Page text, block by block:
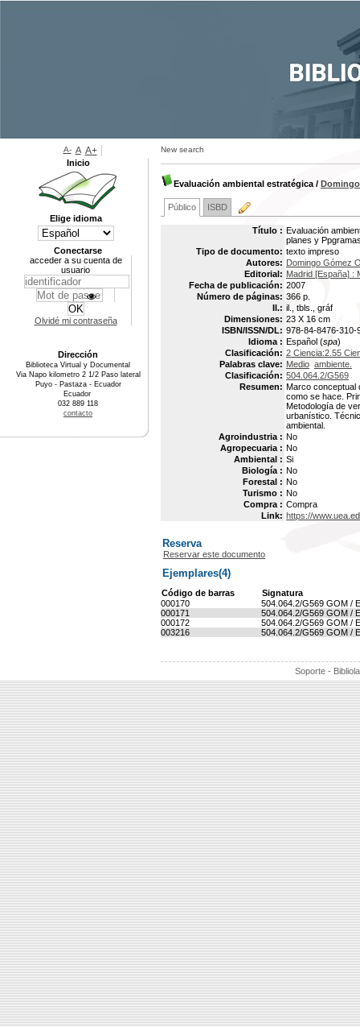
New search
Evaluación ambiental estratégica /
Público ISBD
Título : Evaluación
planes y
Tipo de documento: texto impreso
Autores: Domingo Gómez
Editorial: Madrid [España] :
Fecha de publicación: 2007
Número de páginas: 366 p.
Il.: il., tbls., gráf
Dimensiones: 23 X 16 cm
ISBN/ISSN/DL: 978-84-8476-310-
Idioma : Español (spa)
Clasificación: 2 Ciencia:2.55
Palabras clave: Medio ambiente.
Clasificación: 504.064.2/G569
Resumen: Marco conceptual
como se hace.
Metodología de
urbanístico.
ambiental.
Agroindustria : No
Agropecuaria : No
Ambiental : Si
Biología : No
Forestal : No
Turismo : No
Compra : Compra
Link: https://
Reserva
Reservar este documento
Ejemplares(4)
Código de barras
Signatura
000170
504.064.2/G569 GOM /
000171
504.064.2/G569 GOM /
000172
504.064.2/G569 GOM /
003216
504.064.2/G569 GOM /
Soporte -
A- A A+
Inicio
Elige idioma
Conectarse
acceder a su cuenta de
usuario
Olvidé mi contraseña
Dirección
Biblioteca Virtual y Documental
Via Napo kilometro 2 1/2 Paso lateral
Puyo - Pastaza - Ecuador
Ecuador
032 889 118
contacto